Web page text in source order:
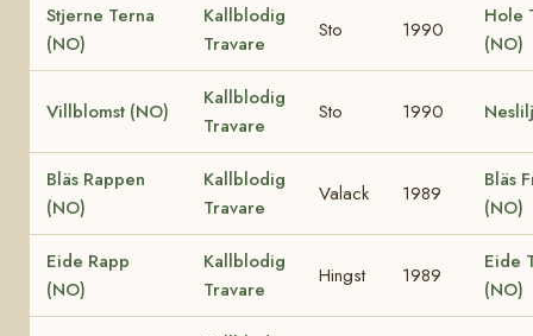
Stjerne Terna
(NO)
Kallblodig
Travare
Sto 1990
Hole
(NO)
Villblomst (NO)
Kallblodig
Travare
Sto 1990
Bläs Rappen
(NO)
Kallblodig
Travare
Valack 1989
Bläs
(NO)
Eide Rapp
(NO)
Kallblodig
Travare
Hingst 1989
Eide
(NO)